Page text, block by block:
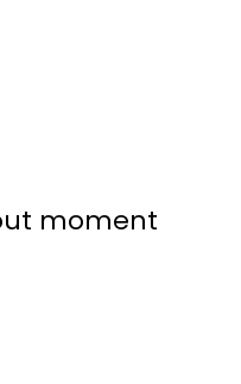
moment